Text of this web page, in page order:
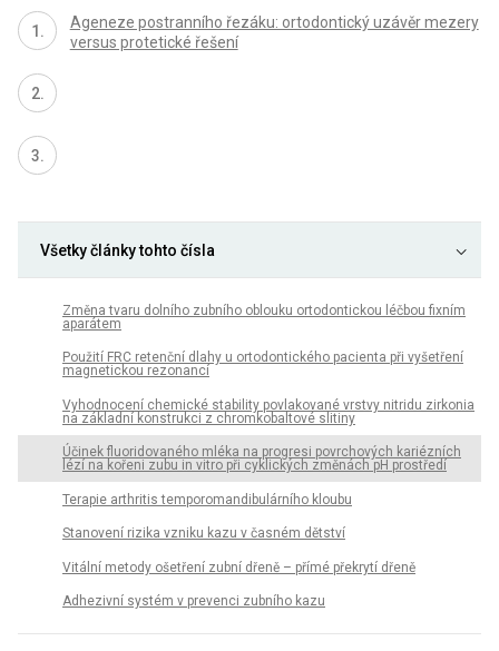
Ageneze postranního řezáku: ortodontický uzávěr mezery
versus protetické řešení
Všetky články tohto čísla
Změna tvaru dolního zubního oblouku ortodontickou léčbou fixním
aparátem
Použití FRC retenční dlahy u ortodontického pacienta při vyšetření
magnetickou rezonancí
Vyhodnocení chemické stability povlakované vrstvy nitridu zirkonia
na základní konstrukci z chromkobaltové slitiny
Účinek fluoridovaného mléka na progresi povrchových kariézních
lézí na kořeni zubu in vitro při cyklických změnách pH prostředí
Terapie arthritis temporomandibulárního kloubu
Stanovení rizika vzniku kazu v časném dětství
Vitální metody ošetření zubní dřeně – přímé překrytí dřeně
Adhezivní systém v prevenci zubního kazu